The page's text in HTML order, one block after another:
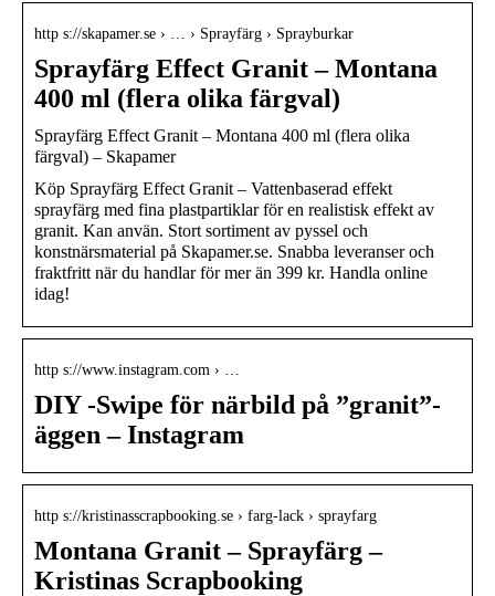
http s://skapamer.se › … › Sprayfärg › Sprayburkar
Sprayfärg Effect Granit – Montana
400 ml (flera olika färgval)
Sprayfärg Effect Granit – Montana 400 ml (flera olika
färgval) – Skapamer
Köp Sprayfärg Effect Granit – Vattenbaserad effekt
sprayfärg med fina plastpartiklar för en realistisk effekt av
granit. Kan använ. Stort sortiment av pyssel och
konstnärsmaterial på Skapamer.se. Snabba leveranser och
fraktfritt när du handlar för mer än 399 kr. Handla online
idag!
http s://www.instagram.com › …
DIY -Swipe för närbild på ”granit”-
äggen – Instagram
http s://kristinasscrapbooking.se › farg-lack › sprayfarg
Montana Granit – Sprayfärg –
Kristinas Scrapbooking